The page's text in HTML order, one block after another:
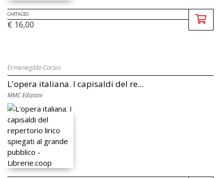
CARTACEO
€ 16,00
Ermenegildo Corsini
L'opera italiana. I capisaldi del re...
MMC Edizioni